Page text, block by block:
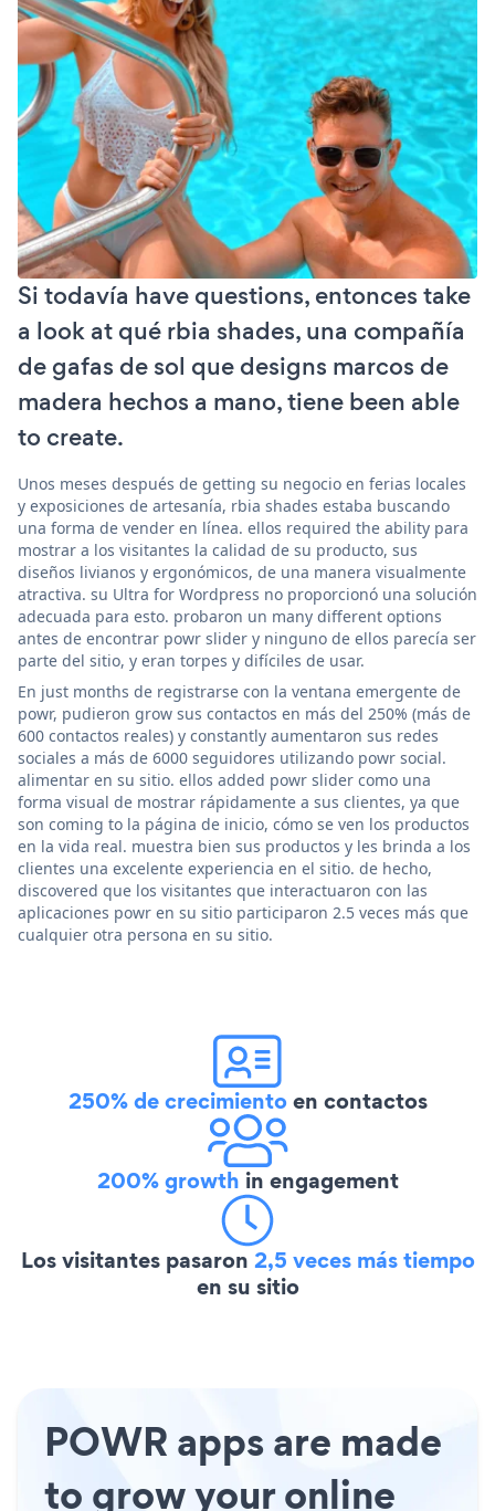
Si todavía have questions, entonces take
a look at qué rbia shades, una compañía
de gafas de sol que designs marcos de
madera hechos a mano, tiene been able
to create.
Unos meses después de getting su negocio en ferias locales
y exposiciones de artesanía, rbia shades estaba buscando
una forma de vender en línea. ellos required the ability para
mostrar a los visitantes la calidad de su producto, sus
diseños livianos y ergonómicos, de una manera visualmente
atractiva. su Ultra for Wordpress no proporcionó una solución
adecuada para esto. probaron un many different options
antes de encontrar powr slider y ninguno de ellos parecía ser
parte del sitio, y eran torpes y difíciles de usar.
En just months de registrarse con la ventana emergente de
powr, pudieron grow sus contactos en más del 250% (más de
600 contactos reales) y constantly aumentaron sus redes
sociales a más de 6000 seguidores utilizando powr social.
alimentar en su sitio. ellos added powr slider como una
forma visual de mostrar rápidamente a sus clientes, ya que
son coming to la página de inicio, cómo se ven los productos
en la vida real. muestra bien sus productos y les brinda a los
clientes una excelente experiencia en el sitio. de hecho,
discovered que los visitantes que interactuaron con las
aplicaciones powr en su sitio participaron 2.5 veces más que
cualquier otra persona en su sitio.
250% de crecimientoen contactos
200% growth in engagement
Los visitantes pasaron 2,5 veces más tiempo
en su sitio
POWR apps are made
to grow your online